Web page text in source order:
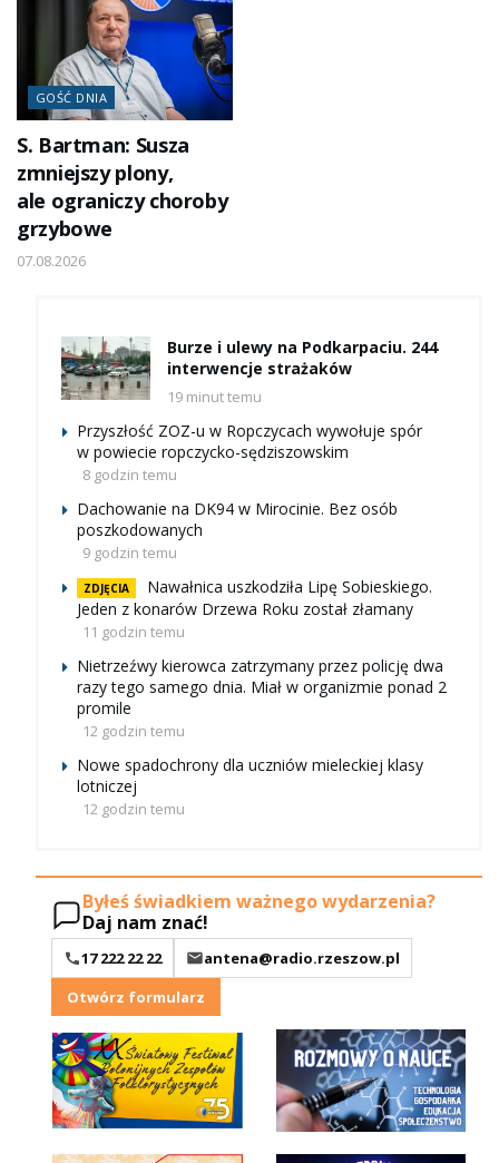
GOŚĆ DNIA
S. Bartman: Susza
zmniejszy plony,
ale ograniczy choroby
grzybowe
07.08.2026
Burze i ulewy na Podkarpaciu. 244
interwencje strażaków
19 minut temu
Przyszłość ZOZ-u w Ropczycach wywołuje spór
w powiecie ropczycko-sędziszowskim
8 godzin temu
Dachowanie na DK94 w Mirocinie. Bez osób
poszkodowanych
9 godzin temu
ZDJĘCIA
Nawałnica uszkodziła Lipę Sobieskiego.
Jeden z konarów Drzewa Roku został złamany
11 godzin temu
Nietrzeźwy kierowca zatrzymany przez policję dwa
razy tego samego dnia. Miał w organizmie ponad 2
promile
12 godzin temu
Nowe spadochrony dla uczniów mieleckiej klasy
lotniczej
12 godzin temu
Byłeś świadkiem ważnego wydarzenia?
Daj nam znać!
17 222 22 22
antena@radio.rzeszow.pl
Otwórz formularz